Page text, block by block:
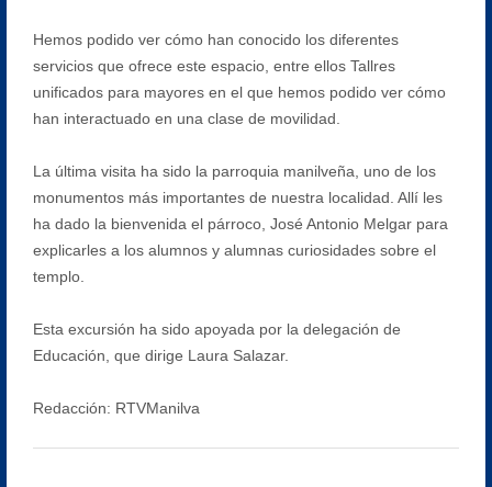
Hemos podido ver cómo han conocido los diferentes
servicios que ofrece este espacio, entre ellos Tallres
unificados para mayores en el que hemos podido ver cómo
han interactuado en una clase de movilidad.
La última visita ha sido la parroquia manilveña, uno de los
monumentos más importantes de nuestra localidad. Allí les
ha dado la bienvenida el párroco, José Antonio Melgar para
explicarles a los alumnos y alumnas curiosidades sobre el
templo.
Esta excursión ha sido apoyada por la delegación de
Educación, que dirige Laura Salazar.
Redacción: RTVManilva